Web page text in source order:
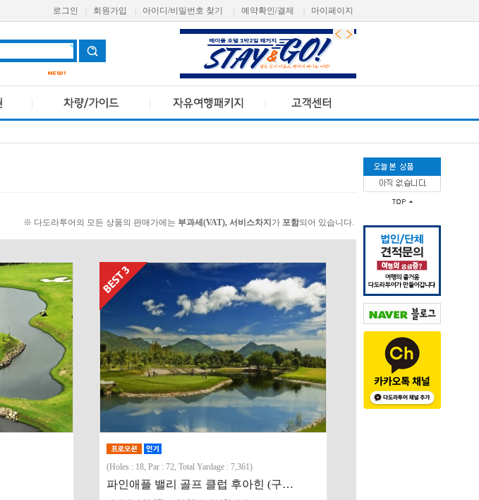
로그인 회원가입 아이디/비밀번호 찾기 예약확인/결제
마이페이지
7
4
※ 다도라투어의 모든 상품의 판매가에는 부과세(VAT), 서비스차지 가 포함되어 있습니다.
(Holes : 18, Par : 72, Total Yardage : 7,361)
파인애플 밸리 골프 클럽 후아힌 (구…